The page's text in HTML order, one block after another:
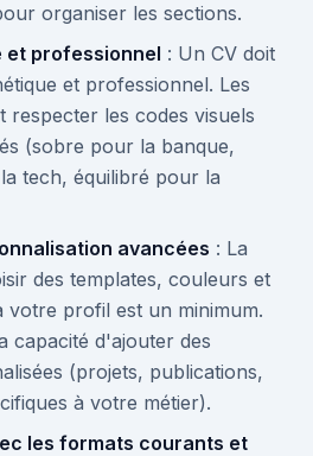
organiser les sections.
et professionnel : Un CV doit
et professionnel. Les
respecter les codes visuels
(sobre pour la banque,
tech, équilibré pour la
avancées : La
des templates, couleurs et
votre profil est un minimum.
capacité d'ajouter des
(projets, publications,
à votre métier).
les formats courants et